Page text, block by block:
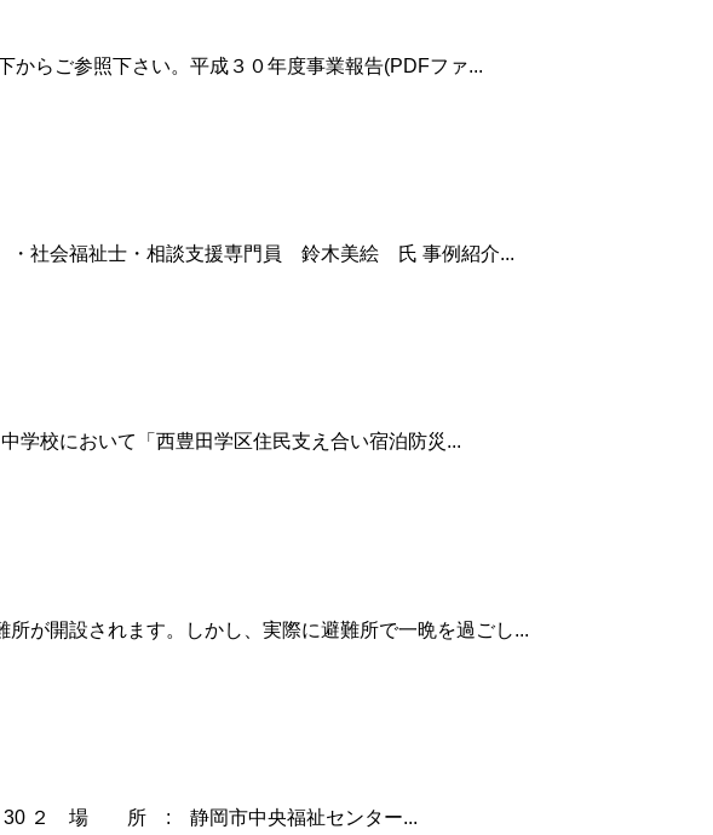
らご参照下さい。平成３０年度事業報告(PDFファ...
・社会福祉士・相談支援専門員 鈴木美絵 氏 事例紹介...
学校において「西豊田学区住民支え合い宿泊防災...
が開設されます。しかし、実際に避難所で一晩を過ごし...
30 ２ 場 所 : 静岡市中央福祉センター...